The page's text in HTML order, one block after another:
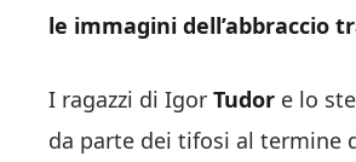
le immagini dell’abbraccio
I ragazzi di Igor Tudor e lo
da parte dei tifosi al termine